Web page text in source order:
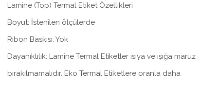
Lamine (Top) Termal Etiket Özellikleri
Boyut: İstenilen ölçülerde
Ribon Baskısı: Yok
Dayanıklılık: Lamine Termal Etiketler ısıya ve ışığa maruz
bırakılmamalıdır. Eko Termal Etiketlere oranla daha